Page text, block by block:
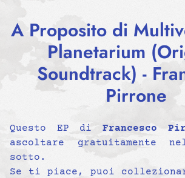
A Proposito di
Planetarium
Soundtrack) -
Pirrone
Questo EP di Francesco
ascoltare gratuitamente
sotto.
Se ti piace, puoi